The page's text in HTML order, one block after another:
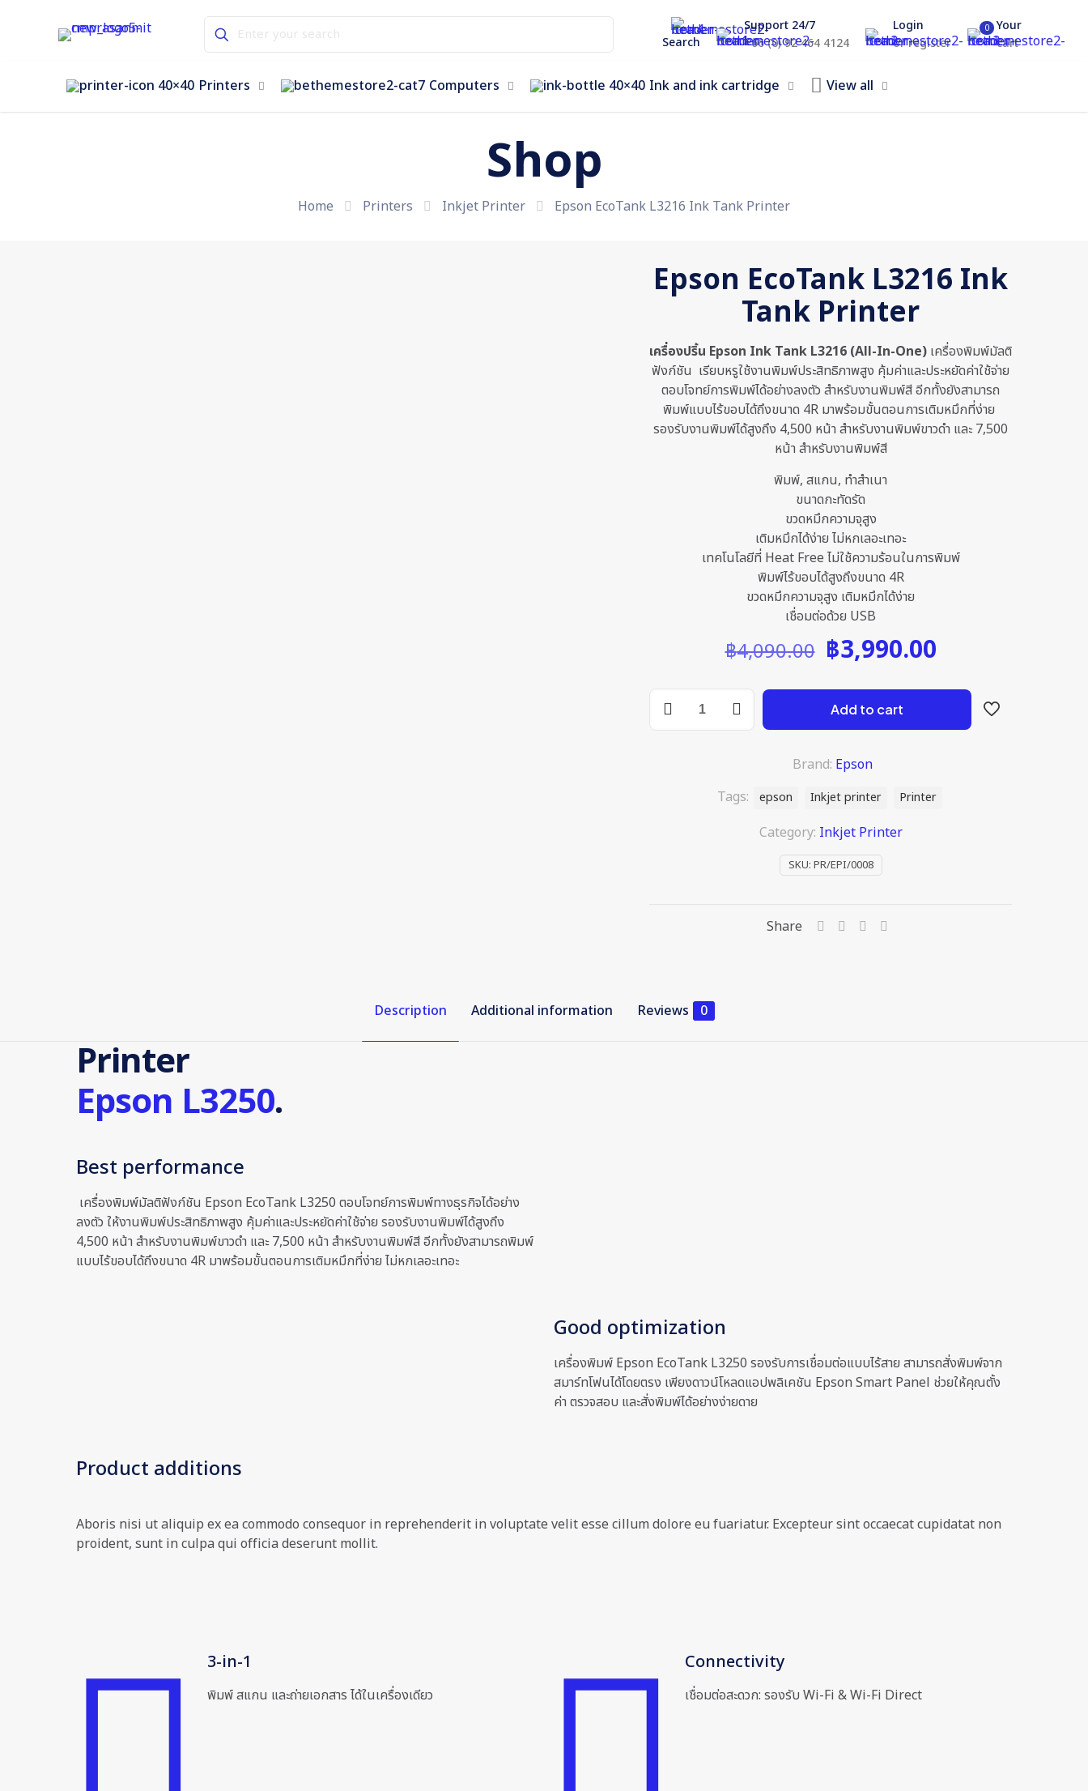
Search
Support 24/7
+66 (0) 92 464 4124
Login
or register
0 Your
cart
Printers Computers Ink and ink cartridge View all
Shop
Home Printers Inkjet Printer Epson EcoTank L3216 Ink Tank Printer
Epson EcoTank L3216 Ink
Tank Printer
เครื่องปริ้น Epson Ink Tank L3216 (All-In-One) เครื่องพิมพ์มัลติ
ฟังก์ชัน เรียบหรูใช้งานพิมพ์ประสิทธิภาพสูง คุ้มค่าและประหยัดค่าใช้จ่าย
ตอบโจทย์การพิมพ์ได้อย่างลงตัว สำหรับงานพิมพ์สี อีกทั้งยังสามารถ
พิมพ์แบบไร้ขอบได้ถึงขนาด 4R มาพร้อมขั้นตอนการเติมหมึกที่ง่าย
รองรับงานพิมพ์ได้สูงถึง 4,500 หน้า สำหรับงานพิมพ์ขาวดำ และ 7,500
หน้า สำหรับงานพิมพ์สี
พิมพ์, สแกน, ทำสำเนา
ขนาดกะทัดรัด
ขวดหมึกความจุสูง
เติมหมึกได้ง่าย ไม่หกเลอะเทอะ
เทคโนโลยีที่ Heat Free ไม่ใช้ความร้อนในการพิมพ์
พิมพ์ไร้ขอบได้สูงถึงขนาด 4R
ขวดหมึกความจุสูง เติมหมึกได้ง่าย
เชื่อมต่อด้วย USB
฿4,090.00 Original
price
was:
฿4,090.00.
฿3,990.00Current
is:
฿3,990.00.
EcoTank
Add to cart
SKU: PR/EPI/0008
Category: Inkjet Printer
Tags: epson Inkjet printer Printer
Brand: Epson
Share
Description Additional information Reviews 0
Printer
Epson L3250.
Best performance
เครื่องพิมพ์มัลติฟังก์ชัน Epson EcoTank L3250 ตอบโจทย์การพิมพ์ทางธุรกิจได้อย่าง
ลงตัว ให้งานพิมพ์ประสิทธิภาพสูง คุ้มค่าและประหยัดค่าใช้จ่าย รองรับงานพิมพ์ได้สูงถึง
4,500 หน้า สำหรับงานพิมพ์ขาวดำ และ 7,500 หน้า สำหรับงานพิมพ์สี อีกทั้งยังสามารถพิมพ์
แบบไร้ขอบได้ถึงขนาด 4R มาพร้อมขั้นตอนการเติมหมึกที่ง่าย ไม่หกเลอะเทอะ
Good optimization
เครื่องพิมพ์ Epson EcoTank L3250 รองรับการเชื่อมต่อแบบไร้สาย สามารถสั่งพิมพ์จาก
สมาร์ทโฟนได้โดยตรง เพียงดาวน์โหลดแอปพลิเคชัน Epson Smart Panel ช่วยให้คุณตั้ง
ค่า ตรวจสอบ และสั่งพิมพ์ได้อย่างง่ายดาย
Product additions
Aboris nisi ut aliquip ex ea commodo consequor in reprehenderit in voluptate velit esse cillum dolore eu fuariatur. Excepteur sint occaecat cupidatat non
proident, sunt in culpa qui officia deserunt mollit.
3-in-1
พิมพ์ สแกน และถ่ายเอกสาร ได้ในเครื่องเดียว
Connectivity
เชื่อมต่อสะดวก: รองรับ Wi-Fi & Wi-Fi Direct